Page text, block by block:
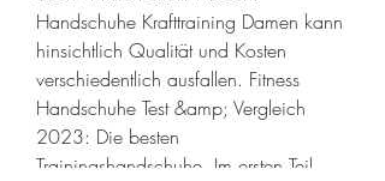
Handschuhe Krafttraining Damen kann
hinsichtlich Qualität und Kosten
verschiedentlich ausfallen. Fitness
Handschuhe Test &amp; Vergleich
2023: Die besten
Trainingshandschuhe. Im ersten Teil